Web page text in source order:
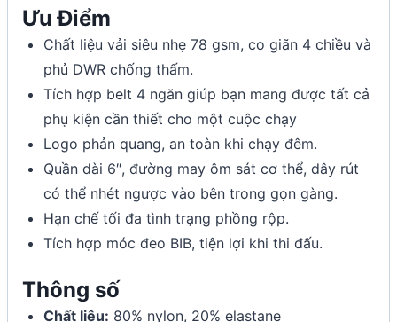
Ưu Điểm
Chất liệu vải siêu nhẹ 78 gsm, co giãn 4 chiều và
phủ DWR chống thấm.
Tích hợp belt 4 ngăn giúp bạn mang được tất cả
phụ kiện cần thiết cho một cuộc chạy
Logo phản quang, an toàn khi chạy đêm.
Quần dài 6″, đường may ôm sát cơ thể, dây rút
có thể nhét ngược vào bên trong gọn gàng.
Hạn chế tối đa tình trạng phồng rộp.
Tích hợp móc đeo BIB, tiện lợi khi thi đấu.
Thông số
Chất liệu: 80% nylon, 20% elastane